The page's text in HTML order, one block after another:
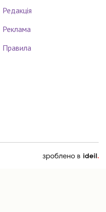
Редакція
Реклама
Правила
зроблено